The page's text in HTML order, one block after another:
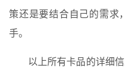
策还是要结合自己的需求
手。
以上所有卡品的详细